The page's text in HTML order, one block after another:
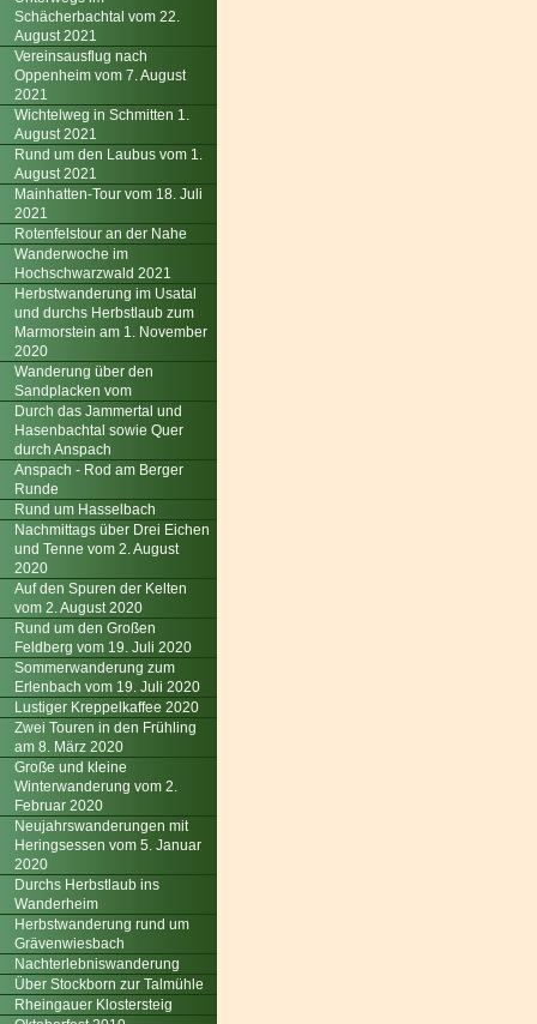
Schächerbachtal vom 22.
August 2021
Vereinsausflug nach
Oppenheim vom 7. August
2021
Wichtelweg in Schmitten 1.
August 2021
Rund um den Laubus vom 1.
August 2021
Mainhatten-Tour vom 18. Juli
2021
Rotenfelstour an der Nahe
Wanderwoche im
Hochschwarzwald 2021
Herbstwanderung im Usatal
und durchs Herbstlaub zum
Marmorstein am 1. November
2020
Wanderung über den
Sandplacken vom
Durch das Jammertal und
Hasenbachtal sowie Quer
durch Anspach
Anspach - Rod am Berger
Runde
Rund um Hasselbach
Nachmittags über Drei Eichen
und Tenne vom 2. August
2020
Auf den Spuren der Kelten
vom 2. August 2020
Rund um den Großen
Feldberg vom 19. Juli 2020
Sommerwanderung zum
Erlenbach vom 19. Juli 2020
Lustiger Kreppelkaffee 2020
Zwei Touren in den Frühling
am 8. März 2020
Große und kleine
Winterwanderung vom 2.
Februar 2020
Neujahrswanderungen mit
Heringsessen vom 5. Januar
2020
Durchs Herbstlaub ins
Wanderheim
Herbstwanderung rund um
Grävenwiesbach
Nachterlebniswanderung
Über Stockborn zur Talmühle
Rheingauer Klostersteig